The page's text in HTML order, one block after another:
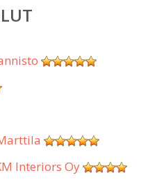
Interiors Oy